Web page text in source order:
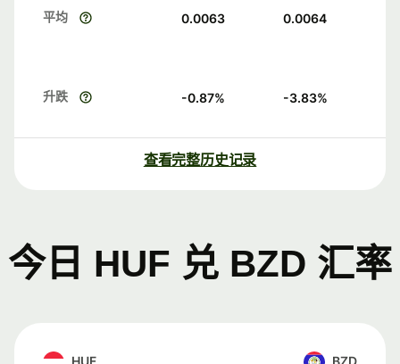
平均 0.0063 0.0064
升跌 -0.87% -3.83%
查看完整历史记录
今日 HUF 兑 BZD 汇率